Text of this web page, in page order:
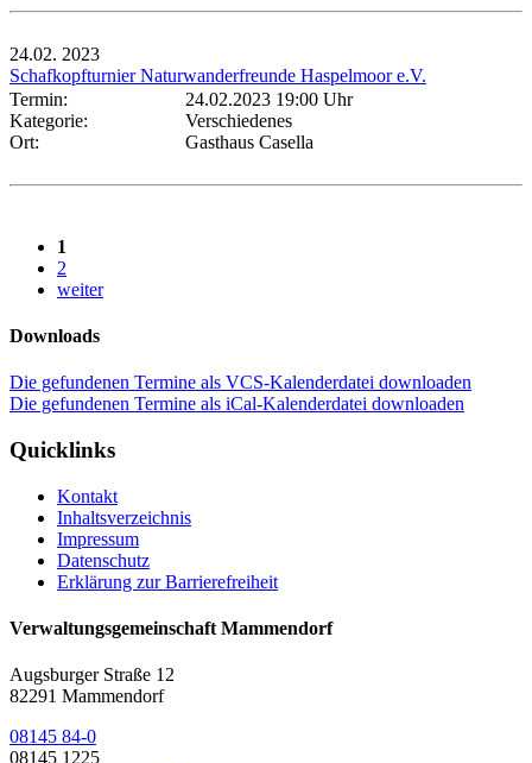
24.02. 2023
Schafkopfturnier Naturwanderfreunde Haspelmoor e.V.
Termin:
24.02.2023 19:00 Uhr
Kategorie:
Verschiedenes
Ort:
Gasthaus Casella
1
2
weiter
Downloads
Die gefundenen Termine als VCS-Kalenderdatei downloaden
Die gefundenen Termine als iCal-Kalenderdatei downloaden
Quicklinks
Kontakt
Inhaltsverzeichnis
Impressum
Datenschutz
Erklärung zur Barrierefreiheit
Verwaltungsgemeinschaft Mammendorf
Augsburger Straße 12
82291 Mammendorf
08145 84-0
08145 1225